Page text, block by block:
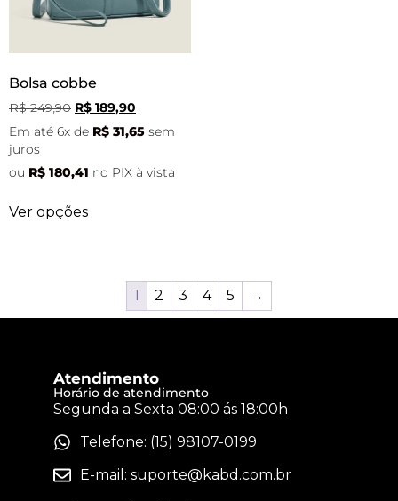
Bolsa cobbe
R$249,90 R$ 189,90
Em até 6x de R$ 31,65 sem
juros
ou R$ 180,41 no PIX à vista
Ver opções
1 2 3 4 5 →
Atendimento
Horário de atendimento
Segunda a Sexta 08:00 ás 18:00h
Telefone: (15) 98107-0199
E-mail: suporte@kabd.com.br